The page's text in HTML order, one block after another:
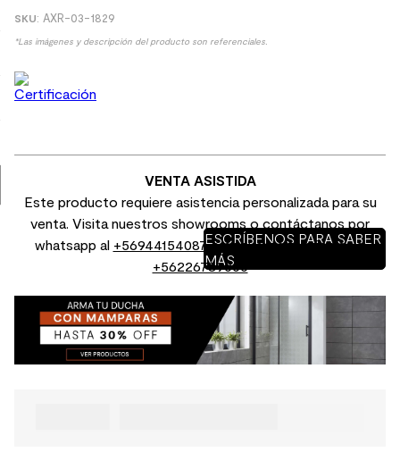
9. spc
: AXR-03-1829
*Las imágenes y descripción del producto son referenciales.
VENTA ASISTIDA
Este producto requiere asistencia personalizada para su
venta. Visita nuestros showrooms o contáctanos por
whatsapp al +56944154087o por venta telefónica al
+56226789000
ESCRÍBENOS PARA SABER
MÁS